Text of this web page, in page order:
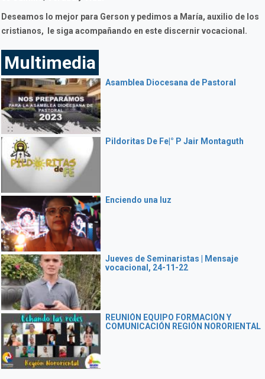
Deseamos lo mejor para Gerson y pedimos a María, auxilio de los
cristianos, le siga acompañando en este discernir vocacional.
Multimedia
Asamblea Diocesana de Pastoral
Pildoritas De Fe|° P Jair Montaguth
Enciendo una luz
Jueves de Seminaristas | Mensaje
vocacional, 24-11-22
REUNIÓN EQUIPO FORMACIÓN Y
COMUNICACIÓN REGIÓN NORORIENTAL